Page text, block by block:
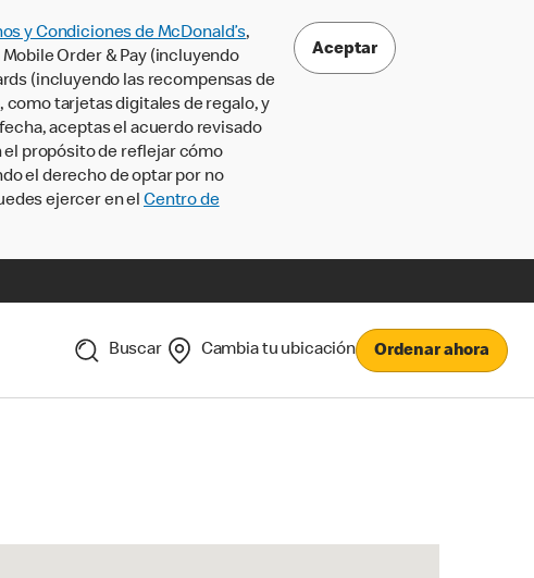
y Condiciones de McDonald’s,
Order & Pay (incluyendo
(incluyendo las recompensas de
como tarjetas digitales de regalo, y
aceptas el acuerdo revisado
el propósito de reflejar cómo
el derecho de optar por no
ejercer en el Centro de
Aceptar
Buscar Cambia tu ubicación Ordenar ahora